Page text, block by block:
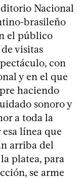
Nacional
brasileño
el público
visitas
con
y en el que
haciendo
sonoro y
a toda la
línea que
arriba del
platea, para
se arme